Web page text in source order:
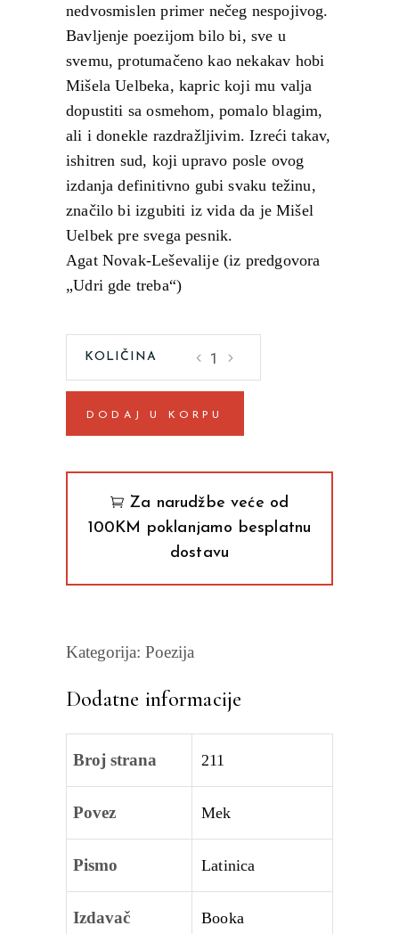
nedvosmislen primer nečeg nespojivog.
Bavljenje poezijom bilo bi, sve u
svemu, protumačeno kao nekakav hobi
Mišela Uelbeka, kapric koji mu valja
dopustiti sa osmehom, pomalo blagim,
ali i donekle razdražljivim. Izreći takav,
ishitren sud, koji upravo posle ovog
izdanja definitivno gubi svaku težinu,
značilo bi izgubiti iz vida da je Mišel
Uelbek pre svega pesnik.
Agat Novak-Leševalije (iz predgovora
„Udri gde treba“)
se
Mišel
quantity
DODAJ U KORPU
Za narudžbe veće od
100KM poklanjamo besplatnu
dostavu
Kategorija: Poezija
Dodatne informacije
Broj strana 211
Povez Mek
Pismo Latinica
Izdavač Booka